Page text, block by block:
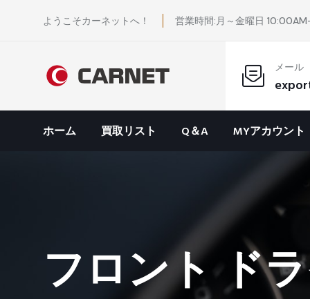
ようこそカーネットへ！ 営業時間:月～金曜日
メール
ホーム 買取リスト Q＆A MYアカウント
フロント ド